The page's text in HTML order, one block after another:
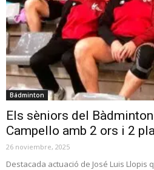
Bádminton
Els sèniors del
Campello amb 2 ors i 2
26 noviembre, 2025
Destacada actuació de José Luis Llopis